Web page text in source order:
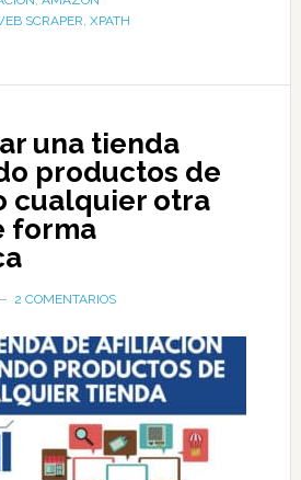
SCRAPER, XPATH
una tienda
productos de
cualquier otra
forma
2 COMENTARIOS